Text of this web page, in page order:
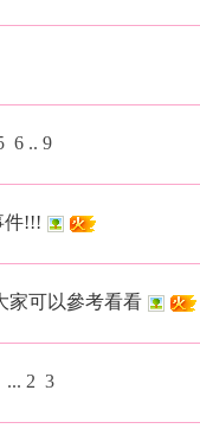
6 .. 9
件!!!
家可以參考看看
... 2 3